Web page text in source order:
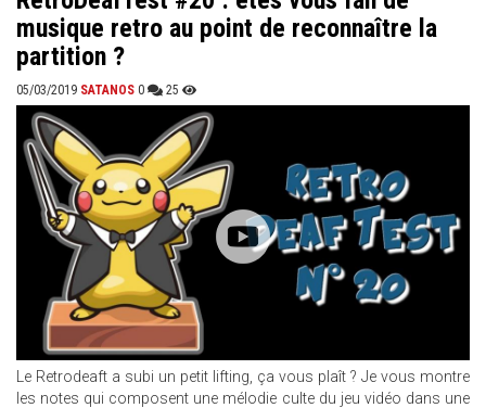
musique retro au point de reconnaître la
partition ?
05/03/2019 SATANOS 0 25
Le Retrodeaft a subi un petit lifting, ça vous plaît ? Je vous montre
les notes qui composent une mélodie culte du jeu vidéo dans une